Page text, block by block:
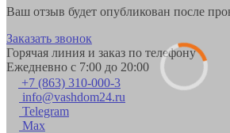
Ваш отзыв будет опубликован после
Заказать звонок
Горячая линия и заказ по телефону
Ежедневно с 7:00 до 20:00
+7 (863) 310-000-3
info@vashdom24.ru
Telegram
Max